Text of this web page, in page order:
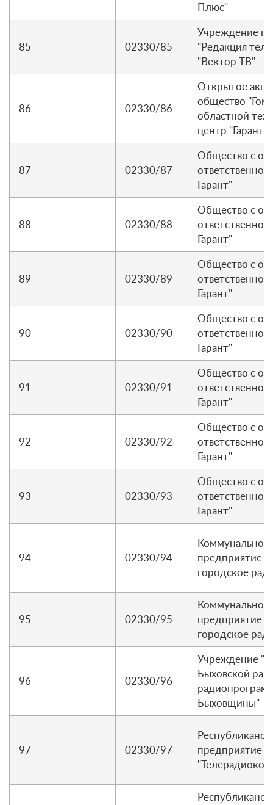
Плюс"
85 02330/85
Учреждение г.
"Редакция
"Вектор ТВ"
86 02330/86
Открытое
общество
областной
центр "Гарант"
87 02330/87
Общество с
Гарант"
88 02330/88
Общество с
Гарант"
89 02330/89
Общество с
Гарант"
90 02330/90
Общество с
Гарант"
91 02330/91
Общество с
Гарант"
92 02330/92
Общество с
Гарант"
93 02330/93
Общество с
Гарант"
94 02330/94
Коммунальное
предприятие
городское
95 02330/95
Коммунальное
предприятие
городское
96 02330/96
Учреждение
Быховской
Быховщины"
97 02330/97
предприятие